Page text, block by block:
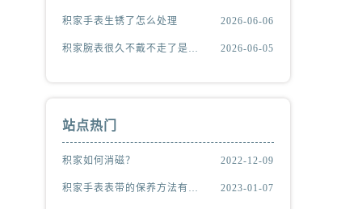
积家手表生锈了怎么处理 2026-06-06
积家腕表很久不戴不走了是什么原因 2026-06-05
站点热门
积家如何消磁？ 2022-12-09
积家手表表带的保养方法有哪些？ 2023-01-07